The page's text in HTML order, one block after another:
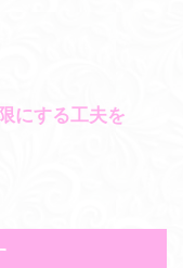
にする工夫を